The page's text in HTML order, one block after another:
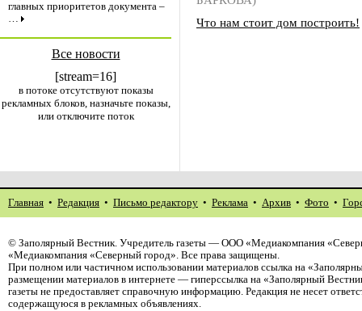
главных приоритетов документа –
…
Все новости
[stream=16]
в потоке отсутствуют показы
рекламных блоков, назначьте показы,
или отключите поток
Что нам стоит дом построить!
Главная • Редакция • Письмо редактору • Реклама • Архив • Фото •
© Заполярный Вестник. Учредитель газеты — ООО «Медиакомпания
«Медиакомпания «Северный город». Все права защищены.
При полном или частичном использовании материалов ссылка на
размещении материалов в интернете — гиперссылка на «Заполярный
газеты не предоставляет справочную информацию. Редакция не несет
содержащуюся в рекламных объявлениях.